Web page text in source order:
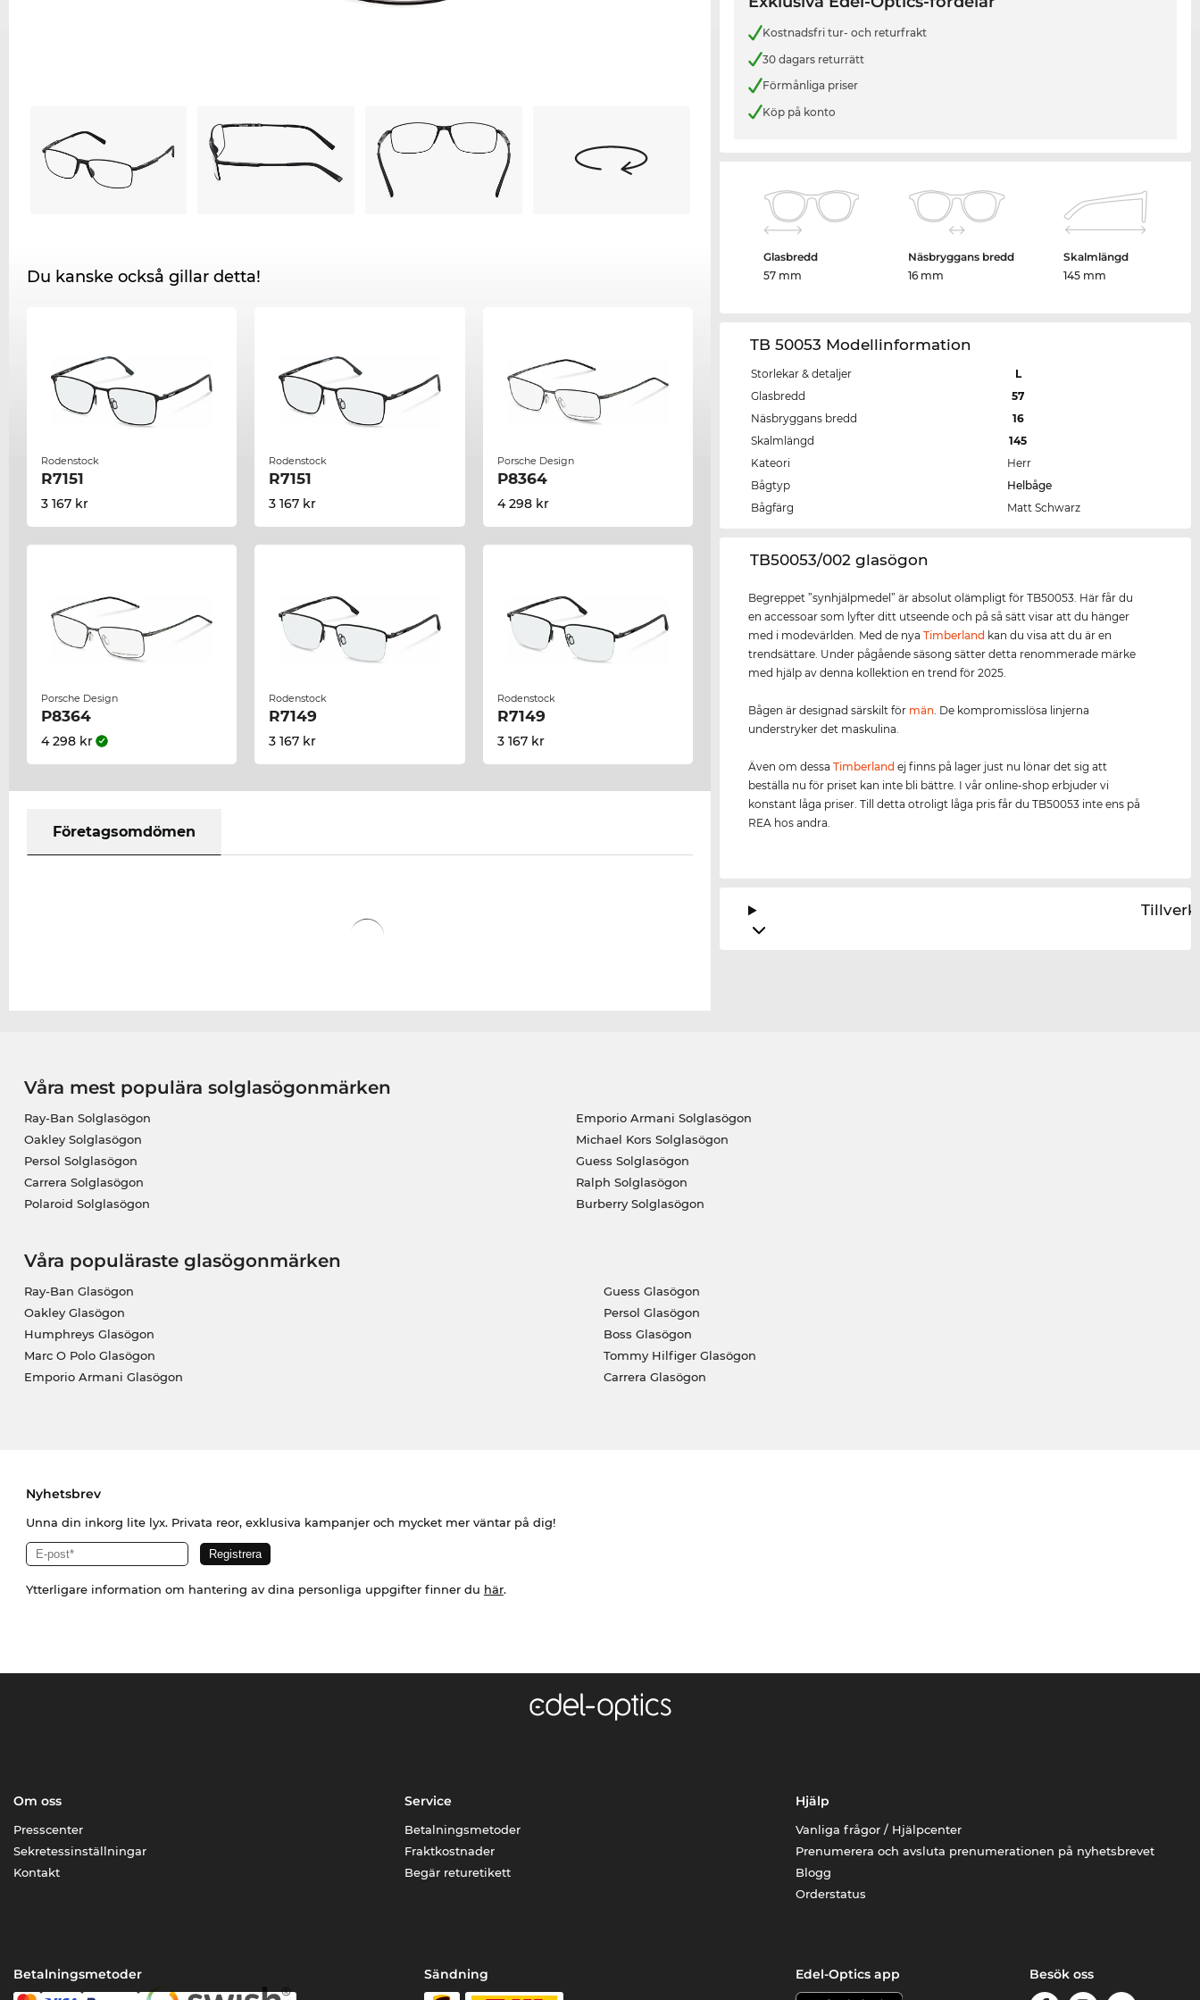
Du kanske också gillar detta!
Rodenstock
R7151
3 167 kr
Rodenstock
R7151
3 167 kr
Porsche Design
P8364
4 298 kr
Porsche Design
P8364
4 298 kr
Rodenstock
R7149
3 167 kr
Rodenstock
R7149
3 167 kr
Företagsomdömen
Kostnadsfri tur- och returfrakt
30 dagars returrätt
Förmånliga priser
Köp på konto
Glasbredd
57 mm
Näsbryggans bredd
16 mm
Skalmlängd
145 mm
TB 50053 Modellinformation
Storlekar & detaljer
L
Glasbredd
57
Näsbryggans bredd
16
Skalmlängd
145
Kateori
Herr
Bågtyp
Helbåge
Bågfärg
Matt Schwarz
‌TB50053/002 glasögon
Begreppet ”synhjälpmedel” är absolut olämpligt för TB50053. Här får du
en accessoar som lyfter ditt utseende och på så sätt visar att du hänger
med i modevärlden. Med de nyaTimberland kan du visa att du är en
trendsättare. Under pågående säsong sätter detta renommerade märke
med hjälp av denna kollektion en trend för 2025.
Bågen är designad särskilt för män. De kompromisslösa linjerna
understryker det maskulina.
Även om dessaTimberland ej finns på lager just nu lönar det sig att
beställa nu för priset kan inte bli bättre. I vår online-shop erbjuder vi
konstant låga priser. Till detta otroligt låga pris får du TB50053 inte ens på
REA hos andra.
Våra mest populära solglasögonmärken
Ray-Ban Solglasögon
Oakley Solglasögon
Persol Solglasögon
Carrera Solglasögon
Polaroid Solglasögon
Emporio Armani Solglasögon
Michael Kors Solglasögon
Guess Solglasögon
Ralph Solglasögon
Burberry Solglasögon
Våra populäraste glasögonmärken
Ray-Ban Glasögon
Oakley Glasögon
Humphreys Glasögon
Marc O Polo Glasögon
Emporio Armani Glasögon
Guess Glasögon
Persol Glasögon
Boss Glasögon
Tommy Hilfiger Glasögon
Carrera Glasögon
Nyhetsbrev
Unna din inkorg lite lyx. Privata reor, exklusiva kampanjer och mycket mer väntar på dig!
Ytterligare information om hantering av dina personliga uppgifter finner du här.
Om oss
Presscenter
Sekretessinställningar
Kontakt
Service
Betalningsmetoder
Fraktkostnader
Begär returetikett
Hjälp
Vanliga frågor / Hjälpcenter
Prenumerera och avsluta prenumerationen på nyhetsbrevet
Blogg
Orderstatus
Betalningsmetoder Sändning Edel-Optics app Besök oss